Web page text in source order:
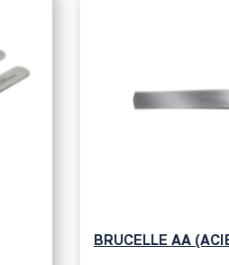
BRUCELLE AA